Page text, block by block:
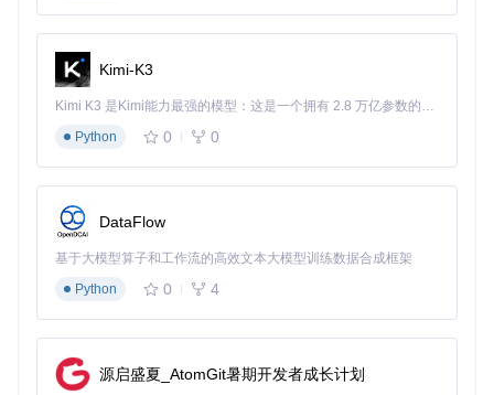
核心算法解析
MemTestCL采用多模式内存测试算法，核心原理类似"内存压
力测试"：向内存写入特定模式数据，随后读取验证。类比现
实场景，如同反复在白板上书写擦除不同图案，检查是否有无
随机值填充：模拟真实应用的内存使用模式
行走位模式：检测地址线故障
互补模式：验证内存单元的稳定性
工具获取与环境准备
准备工作：确保系统已安装OpenCL运行时环境及编译器
sudo
获取工具源码：
Kimi-K3
Kimi K3 是Kimi能力最强的模型：这是一个拥有 2.8 万亿参数的混合专家（MoE）模型，具备原生视觉理解能力，并支持 100 万 token 的上下文窗口。
Python
0 0
DataFlow
基于大模型算子和工作流的高效文本大模型训练数据合成框架
Python
0 4
源启盛夏_AtomGit暑期开发者成长计划